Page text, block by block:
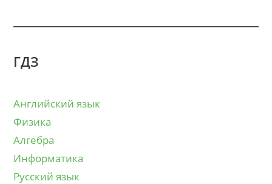
ГДЗ
Английский язык
Физика
Алгебра
Информатика
Русский язык